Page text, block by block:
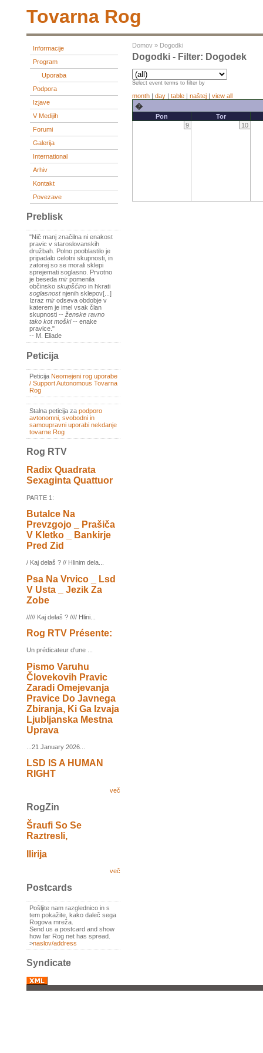
Tovarna Rog
Informacije
Program
Uporaba
Podpora
Izjave
V Medijih
Forumi
Galerija
International
Arhiv
Kontakt
Povezave
Preblisk
"Nič manj značilna ni enakost
pravic v staroslovanskih
družbah. Polno pooblastilo je
pripadalo celotni skupnosti, in
zatorej so se morali sklepi
sprejemati soglasno. Prvotno
je beseda mir pomenila
občinsko skupščino in hkrati
soglasnostnjenih sklepov[...]
Izraz mir odseva obdobje v
katerem je imel vsak član
skupnosti -- ženske ravno
tako kot moški-- enake
pravice."
-- M. Eliade
Peticija
Peticija Neomejeni rog uporabe
/ Support Autonomous Tovarna
Rog
Stalna peticija za podporo
avtonomni, svobodni in
samoupravni uporabi nekdanje
tovarne Rog
Rog RTV
Radix Quadrata
Sexaginta Quattuor
PARTE 1:
Butalce Na
Prevzgojo _ Prašiča
V Kletko _ Bankirje
Pred Zid
/ Kaj delaš ? // Hlinim dela...
Psa Na Vrvico _ Lsd
V Usta _ Jezik Za
Zobe
///// Kaj delaš ? //// Hlini...
Rog RTV Présente:
Un prédicateur d'une ...
Pismo Varuhu
Človekovih Pravic
Zaradi Omejevanja
Pravice Do Javnega
Zbiranja, Ki Ga Izvaja
Ljubljanska Mestna
Uprava
...21 January 2026...
LSD IS A HUMAN
RIGHT
več
RogZin
Šraufi So Se
Raztresli,
Ilirija
več
Postcards
Pošljite nam razglednico in s
tem pokažite, kako daleč sega
Rogova mreža.
Send us a postcard and show
how far Rog net has spread.
>naslov/address
Syndicate
Domov » Dogodki
Dogodki - Filter: Dogodek
Select event terms to filter by
month | day | table | naštej | view all
�
Pon
Tor
9
10